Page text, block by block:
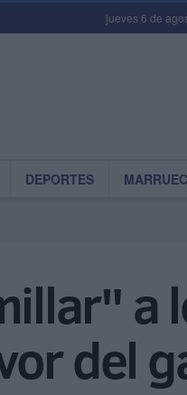
jueves 6 de
DEPORTES
a
del